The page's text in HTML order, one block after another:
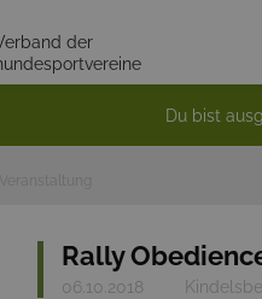
der
Du bist
Rally
06.10.2018